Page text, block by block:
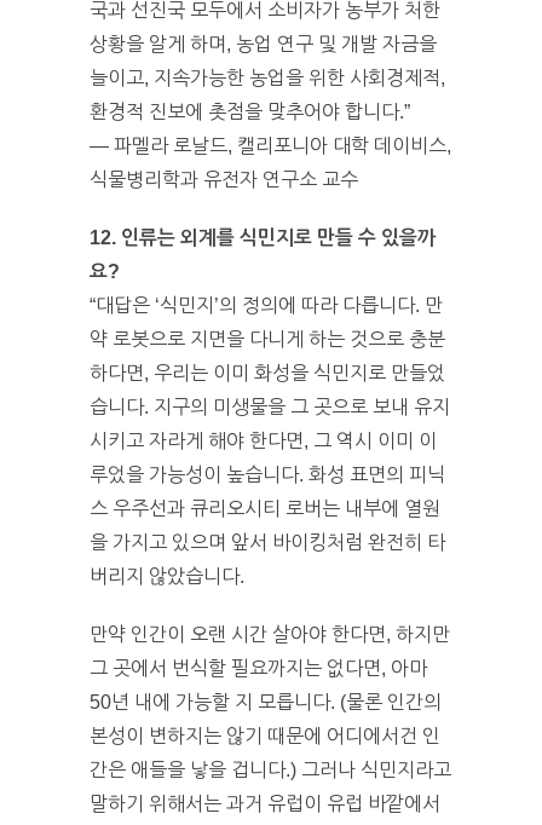
국과 선진국 모두에서 소비자가 농부가 처한
상황을 알게 하며, 농업 연구 및 개발 자금을
늘이고, 지속가능한 농업을 위한 사회경제적,
환경적 진보에 촛점을 맞추어야 합니다.”
— 파멜라 로날드, 캘리포니아 대학 데이비스,
식물병리학과 유전자 연구소 교수
12. 인류는 외계를 식민지로 만들 수 있을까
요?
“대답은 ‘식민지’의 정의에 따라 다릅니다. 만
약 로봇으로 지면을 다니게 하는 것으로 충분
하다면, 우리는 이미 화성을 식민지로 만들었
습니다. 지구의 미생물을 그 곳으로 보내 유지
시키고 자라게 해야 한다면, 그 역시 이미 이
루었을 가능성이 높습니다. 화성 표면의 피닉
스 우주선과 큐리오시티 로버는 내부에 열원
을 가지고 있으며 앞서 바이킹처럼 완전히 타
버리지 않았습니다.
만약 인간이 오랜 시간 살아야 한다면, 하지만
그 곳에서 번식할 필요까지는 없다면, 아마
50년 내에 가능할 지 모릅니다. (물론 인간의
본성이 변하지는 않기 때문에 어디에서건 인
간은 애들을 낳을 겁니다.) 그러나 식민지라고
말하기 위해서는 과거 유럽이 유럽 바깥에서